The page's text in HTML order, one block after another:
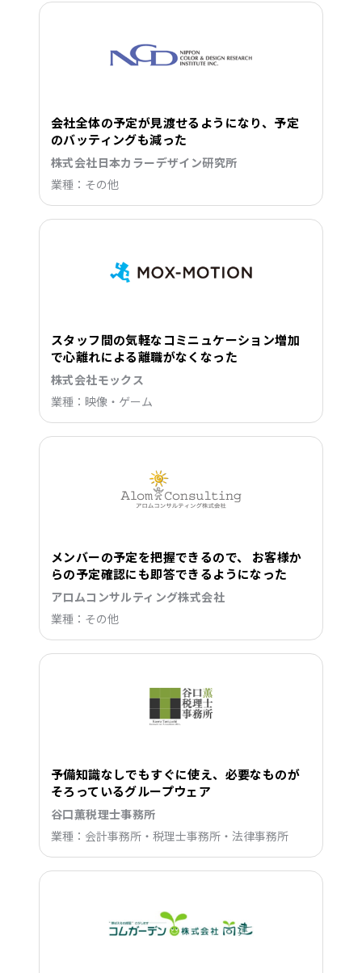
会社全体の予定が見渡せるようになり、予定
のバッティングも減った
株式会社日本カラーデザイン研究所
業種：その他
スタッフ間の気軽なコミニュケーション増加
で心離れによる離職がなくなった
株式会社モックス
業種：映像・ゲーム
メンバーの予定を把握できるので、 お客様か
らの予定確認にも即答できるようになった
アロムコンサルティング株式会社
業種：その他
予備知識なしでもすぐに使え、必要なものが
そろっているグループウェア
谷口薫税理士事務所
業種：会計事務所・税理士事務所・法律事務所